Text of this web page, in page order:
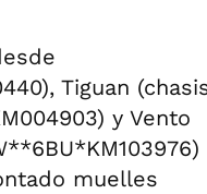
Tiguan
y Vento
muelles